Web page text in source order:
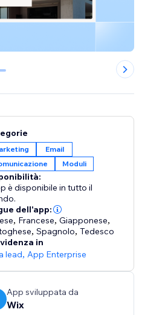
Email
Moduli
è disponibile in tutto il
dell'app:
, Francese,Giapponese,
,Spagnolo,Tedesco
in
lead, App Enterprise
App sviluppata da
Wix